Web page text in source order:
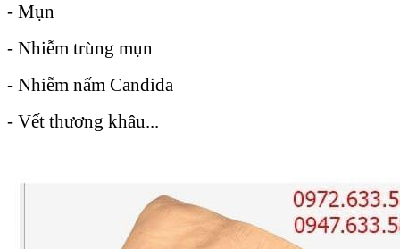
- Mụn
- Nhiễm trùng mụn
- Nhiễm nấm Candida
- Vết thương khâu...